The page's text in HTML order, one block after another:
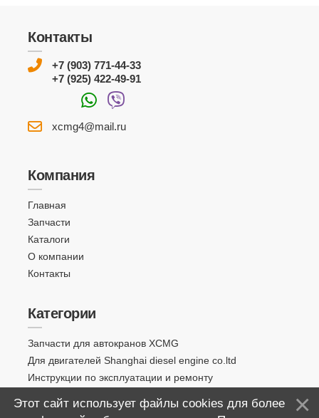
Контакты
+7 (903) 771-44-33
+7 (925) 422-49-91
xcmg4@mail.ru
Компания
Главная
Запчасти
Каталоги
О компании
Контакты
Категории
Запчасти для автокранов XCMG
Для двигателей Shanghai diesel engine co.ltd
Инструкции по эксплуатации и ремонту
Этот сайт использует файлы cookies для более